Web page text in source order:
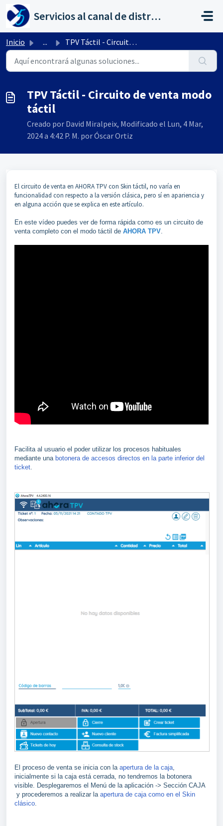
Saltar al contenido principal
Servicios al canal de distribución de AHORA
Inicio ... TPV Táctil - Circuito de venta modo táctil
TPV Táctil - Circuito de venta modo
táctil
Creado por David Miralpeix, Modificado el Lun, 4 Mar,
2024 a 4:42 P. M. por Óscar Ortiz
El circuito de venta en AHORA TPV con Skin táctil, no varía en
funcionalidad con respecto a la versión clásica, pero sí en apariencia y
en alguna acción que se explica en este artículo.
En este vídeo puedes ver de forma rápida como es un circuito de
venta completo con el modo táctil de AHORA TPV.
Facilita al usuario el poder utilizar los procesos habituales
mediante una botonera de accesos directos en la parte inferior del
ticket.
El proceso de venta se inicia con la apertura de la caja,
inicialmente si la caja está cerrada, no tendremos la botonera
visible. Desplegaremos el Menú de la aplicación -> Sección CAJA
y procederemos a realizar la apertura de caja como en el Skin
clásico.